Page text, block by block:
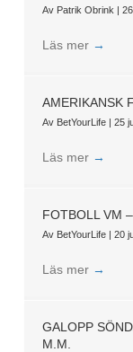
Av Patrik Obrink |
Läs mer →
AMERIKANSK
Av BetYourLife | 25
Läs mer →
FOTBOLL VM
Av BetYourLife | 20
Läs mer →
GALOPP
M.M.